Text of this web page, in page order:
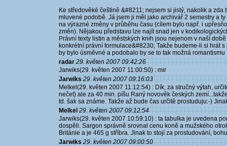
Ke středověké češtině &#8211; nejsem si jistý, nakolik a
mluvené podobě. Já jsem ji měl jako archivář 2 semestry a
na výrazné změny v průběhu času (cílem bylo např. i
změn). Nějakou představu lze najít snad jen v
Právní texty listin a městských knih jsou nejenom v naší
konkrétní právní formulace&#8230; Takže budeme-li si hrát
by bylo úsměvné a podobalo by se to tak možná romantismu
radar 29. květen 2007 09:42:26
Jarwiks(29. květen 2007 11:00:50) : mir
Jarwiks 29. květen 2007 09:16:03
Melkel(29. květen 2007 11:12:54) : Dík, za stručný výtah,
nečet) ale za 40 min. píšu Raný novověk českých
td. šak sa známe. Takže až bude čas určitě prostuduju:-)
Melkel 29. květen 2007 09:12:54
Jarwiks(29. květen 2007 10:59:10) : ta tabulka je uvedena
dospěli. Sargon správně srovnal cenu koně a mužského
Británie a je 465 g stříbra. Jinak to stojí za prostudování,
Jarwiks 29. květen 2007 09:00:50